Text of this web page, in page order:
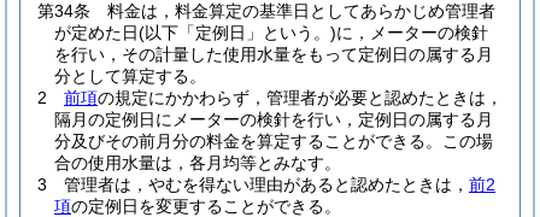
第34条
料金は，料金算定の基準日としてあらかじめ管理者
が定めた日(以下「定例日」という。)に，メーターの検針
を行い，その計量した使用水量をもって定例日の属する月
分として算定する。
2
前項の規定にかかわらず，管理者が必要と認めたときは，
隔月の定例日にメーターの検針を行い，定例日の属する月
分及びその前月分の料金を算定することができる。
この場
合の使用水量は，各月均等とみなす。
3
管理者は，やむを得ない理由があると認めたときは， 前2
項の定例日を変更することができる。